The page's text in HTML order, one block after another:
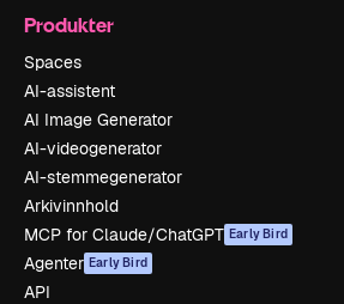
Produkter
Spaces
AI-assistent
AI Image Generator
AI-videogenerator
AI-stemmegenerator
Arkivinnhold
MCP for Claude/ChatGPT Early Bird
Agenter Early Bird
API